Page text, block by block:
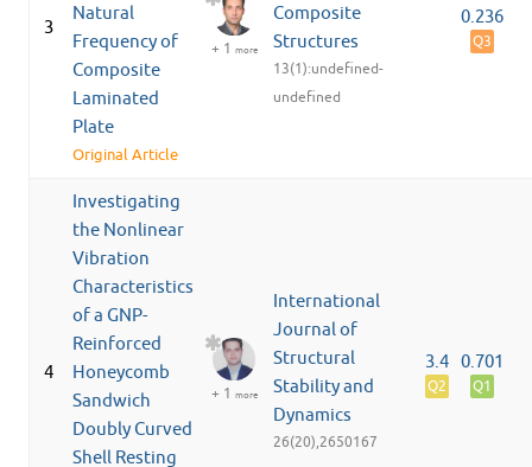
3
Natural
Frequency of
Composite
Laminated
Plate
Original Article
+ 1 more
Composite
Structures
13(1):undefined-
undefined
0.236
Q3
4
Investigating
the Nonlinear
Vibration
Characteristics
of a GNP-
Reinforced
Honeycomb
Sandwich
Doubly Curved
Shell Resting
+ 1 more
International
Journal of
Structural
Stability and
Dynamics
26(20),2650167
3.4
Q2
0.701
Q1